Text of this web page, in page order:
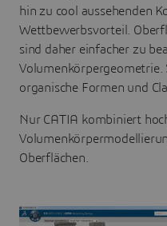
hin zu cool aussehenden
Wettbewerbsvorteil.
sind daher einfacher zu
Volumenkörpergeometrie.
organische Formen und
Nur CATIA kombiniert
Oberflächen.